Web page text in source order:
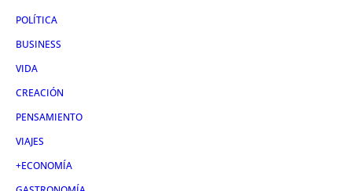
POLÍTICA
BUSINESS
VIDA
CREACIÓN
PENSAMIENTO
VIAJES
+ECONOMÍA